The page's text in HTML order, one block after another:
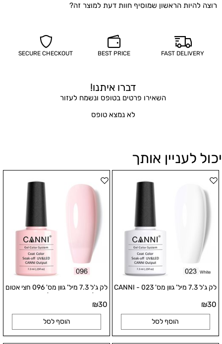
רוצה להיות הראשון שמוסיף חוות דעת למוצר זה?
FAST DELIVERY
BEST PRICE
SECURE CHECKOUT
דברו איתנו!
השאירו פרטים בטופס ונשמח לעזור
לא נמצא טופס
יכול לעניין אותך
לק ג'ל 7.3 מיל' גוון מס' 023 - CANNI
₪30
הוסף לסל
לק ג'ל 7.3 מיל' גוון מס' 096 חצי אטום
(מתאים לפראנץ') - CANNI
₪30
הוסף לסל